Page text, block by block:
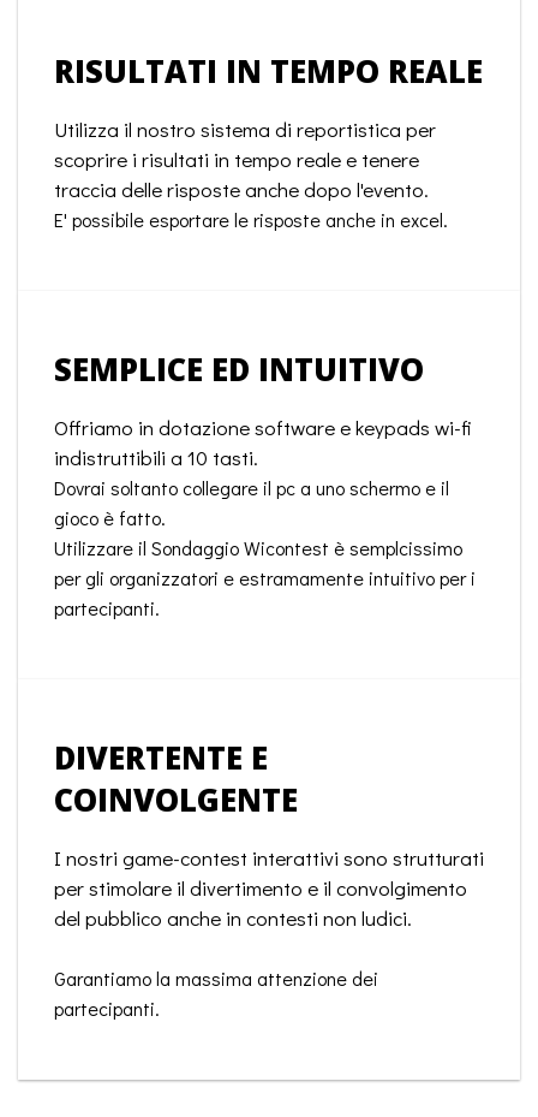
RISULTATI IN TEMPO REALE
Utilizza il nostro sistema di reportistica per
scoprire i risultati in tempo reale e tenere
traccia delle risposte anche dopo l'evento.
E' possibile esportare le risposte anche in excel.
SEMPLICE ED INTUITIVO
Offriamo in dotazione software e keypads wi-fi
indistruttibili a 10 tasti.
Dovrai soltanto collegare il pc a uno schermo e il
gioco è fatto.
Utilizzare il Sondaggio Wicontest è semplcissimo
per gli organizzatori e estramamente intuitivo per i
partecipanti.
DIVERTENTE E
COINVOLGENTE
I nostri game-contest interattivi sono strutturati
per stimolare il divertimento e il convolgimento
del pubblico anche in contesti non ludici.
Garantiamo la massima attenzione dei
partecipanti.